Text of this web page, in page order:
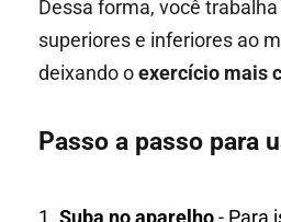
Dessa forma, você
superiores e inferiores ao
deixando oexercício mais
Passo a passo para
1. Suba no aparelho- Para